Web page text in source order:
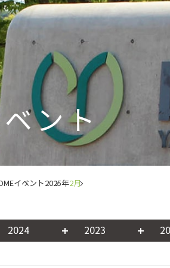
ント
イベント2025年2月
2024 2023